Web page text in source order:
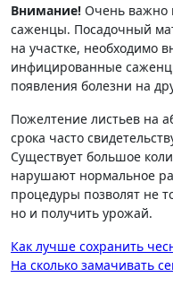
Внимание! Очень важно
саженцы. Посадочный
на участке, необходимо
инфицированные
появления болезни на
Пожелтение листьев на
срока часто
Существует большое
нарушают нормальное
процедуры позволят не
но и получить урожай.
Навигация
по
Как лучше сохранить
На сколько замачивать